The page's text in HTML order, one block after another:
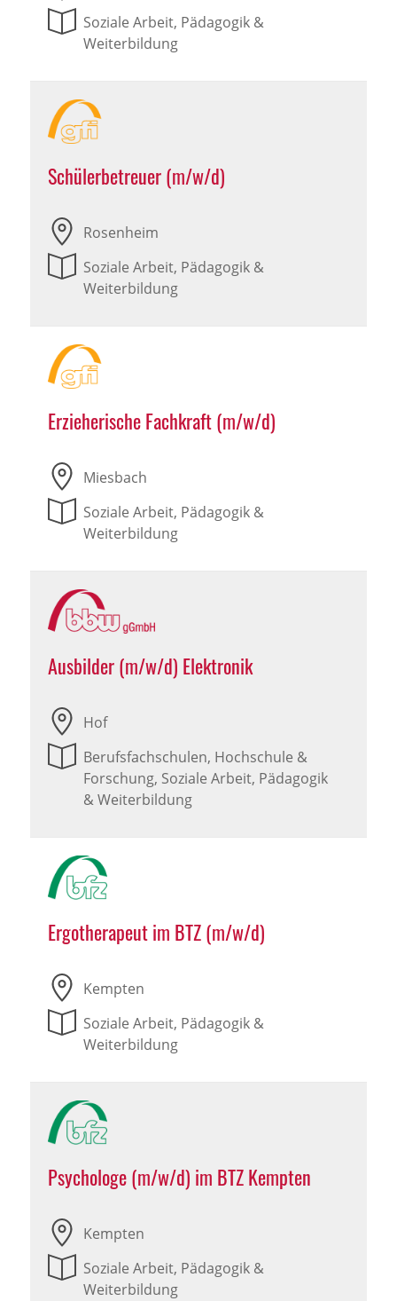
Soziale Arbeit, Pädagogik &
Weiterbildung
Schülerbetreuer (m/w/d)
Rosenheim
Soziale Arbeit, Pädagogik &
Weiterbildung
Erzieherische Fachkraft (m/w/d)
Miesbach
Soziale Arbeit, Pädagogik &
Weiterbildung
Ausbilder (m/w/d) Elektronik
Hof
Berufsfachschulen, Hochschule &
Forschung, Soziale Arbeit, Pädagogik
& Weiterbildung
Ergotherapeut im BTZ (m/w/d)
Kempten
Soziale Arbeit, Pädagogik &
Weiterbildung
Psychologe (m/w/d) im BTZ Kempten
Kempten
Soziale Arbeit, Pädagogik &
Weiterbildung